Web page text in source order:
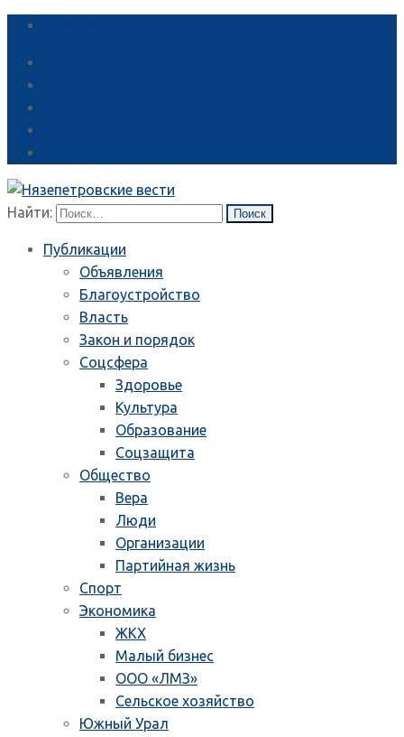
Найти:
Публикации
Объявления
Благоустройство
Власть
Закон и порядок
Соцсфера
Здоровье
Культура
Образование
Соцзащита
Общество
Вера
Люди
Организации
Партийная жизнь
Спорт
Экономика
ЖКХ
Малый бизнес
ООО «ЛМЗ»
Сельское хозяйство
Южный Урал